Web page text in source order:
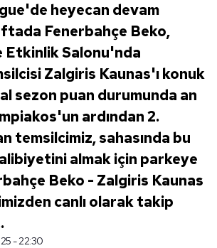
heyecan devam
Fenerbahçe Beko,
Etkinlik Salonu'nda
Zalgiris Kaunas'ı konuk
sezon puan durumunda an
ardından 2.
temsilcimiz, sahasında bu
almak için parkeye
Beko - Zalgiris Kaunas
canlı olarak takip
- 22:30